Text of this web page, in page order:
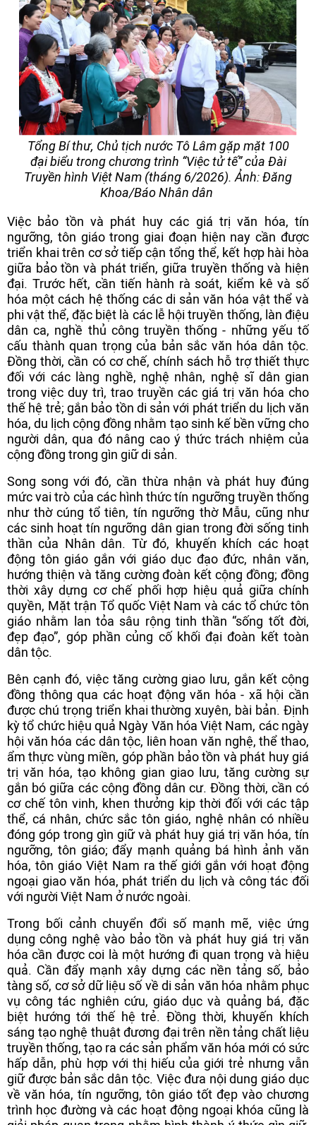
Tổng Bí thư, Chủ tịch nước Tô Lâm gặp mặt 100
đại biểu trong chương trình “Việc tử tế” của Đài
Truyền hình Việt Nam (tháng 6/2026). Ảnh: Đăng
Khoa/Báo Nhân dân
Việc bảo tồn và phát huy các giá trị văn hóa, tín
ngưỡng, tôn giáo trong giai đoạn hiện nay cần được
triển khai trên cơ sở tiếp cận tổng thể, kết hợp hài hòa
giữa bảo tồn và phát triển, giữa truyền thống và hiện
đại. Trước hết, cần tiến hành rà soát, kiểm kê và số
hóa một cách hệ thống các di sản văn hóa vật thể và
phi vật thể, đặc biệt là các lễ hội truyền thống, làn điệu
dân ca, nghề thủ công truyền thống - những yếu tố
cấu thành quan trọng của bản sắc văn hóa dân tộc.
Đồng thời, cần có cơ chế, chính sách hỗ trợ thiết thực
đối với các làng nghề, nghệ nhân, nghệ sĩ dân gian
trong việc duy trì, trao truyền các giá trị văn hóa cho
thế hệ trẻ; gắn bảo tồn di sản với phát triển du lịch văn
hóa, du lịch cộng đồng nhằm tạo sinh kế bền vững cho
người dân, qua đó nâng cao ý thức trách nhiệm của
cộng đồng trong gìn giữ di sản.
Song song với đó, cần thừa nhận và phát huy đúng
mức vai trò của các hình thức tín ngưỡng truyền thống
như thờ cúng tổ tiên, tín ngưỡng thờ Mẫu, cũng như
các sinh hoạt tín ngưỡng dân gian trong đời sống tinh
thần của Nhân dân. Từ đó, khuyến khích các hoạt
động tôn giáo gắn với giáo dục đạo đức, nhân văn,
hướng thiện và tăng cường đoàn kết cộng đồng; đồng
thời xây dựng cơ chế phối hợp hiệu quả giữa chính
quyền, Mặt trận Tổ quốc Việt Nam và các tổ chức tôn
giáo nhằm lan tỏa sâu rộng tinh thần “sống tốt đời,
đẹp đạo”, góp phần củng cố khối đại đoàn kết toàn
dân tộc.
Bên cạnh đó, việc tăng cường giao lưu, gắn kết cộng
đồng thông qua các hoạt động văn hóa - xã hội cần
được chú trọng triển khai thường xuyên, bài bản. Định
kỳ tổ chức hiệu quả Ngày Văn hóa Việt Nam, các ngày
hội văn hóa các dân tộc, liên hoan văn nghệ, thể thao,
ẩm thực vùng miền, góp phần bảo tồn và phát huy giá
trị văn hóa, tạo không gian giao lưu, tăng cường sự
gắn bó giữa các cộng đồng dân cư. Đồng thời, cần có
cơ chế tôn vinh, khen thưởng kịp thời đối với các tập
thể, cá nhân, chức sắc tôn giáo, nghệ nhân có nhiều
đóng góp trong gìn giữ và phát huy giá trị văn hóa, tín
ngưỡng, tôn giáo; đẩy mạnh quảng bá hình ảnh văn
hóa, tôn giáo Việt Nam ra thế giới gắn với hoạt động
ngoại giao văn hóa, phát triển du lịch và công tác đối
với người Việt Nam ở nước ngoài.
Trong bối cảnh chuyển đổi số mạnh mẽ, việc ứng
dụng công nghệ vào bảo tồn và phát huy giá trị văn
hóa cần được coi là một hướng đi quan trọng và hiệu
quả. Cần đẩy mạnh xây dựng các nền tảng số, bảo
tàng số, cơ sở dữ liệu số về di sản văn hóa nhằm phục
vụ công tác nghiên cứu, giáo dục và quảng bá, đặc
biệt hướng tới thế hệ trẻ. Đồng thời, khuyến khích
sáng tạo nghệ thuật đương đại trên nền tảng chất liệu
truyền thống, tạo ra các sản phẩm văn hóa mới có sức
hấp dẫn, phù hợp với thị hiếu của giới trẻ nhưng vẫn
giữ được bản sắc dân tộc. Việc đưa nội dung giáo dục
về văn hóa, tín ngưỡng, tôn giáo tốt đẹp vào chương
trình học đường và các hoạt động ngoại khóa cũng là